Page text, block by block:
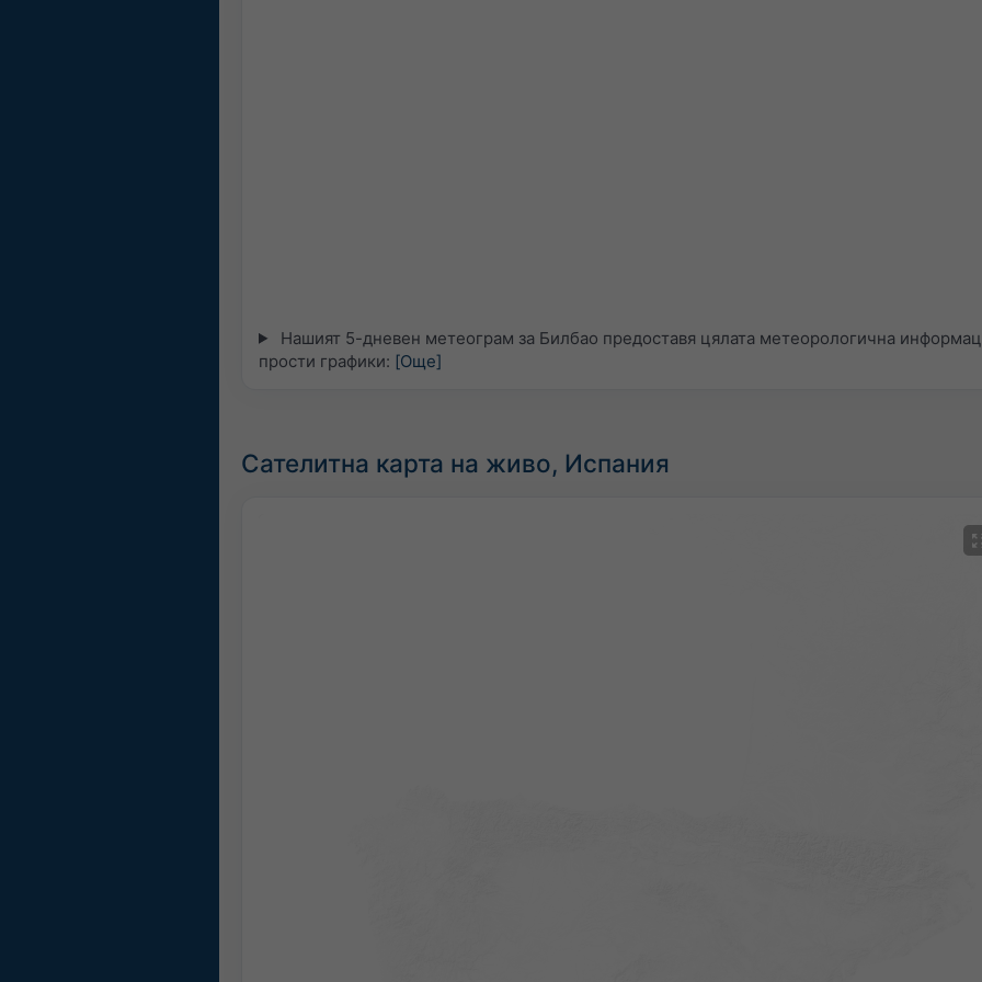
Нашият 5-дневен метеограм за Билбао предоставя цялата метеорологична
прости графики: [Още]
Сателитна карта на живо, Испания